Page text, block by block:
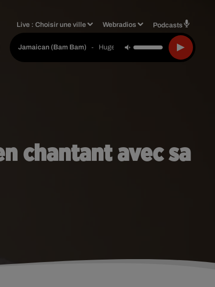
Live :Choisir une ville Webradios Podcasts
Jamaican (bam Bam) - Hugel & Solto (fr)
chantant avec sa